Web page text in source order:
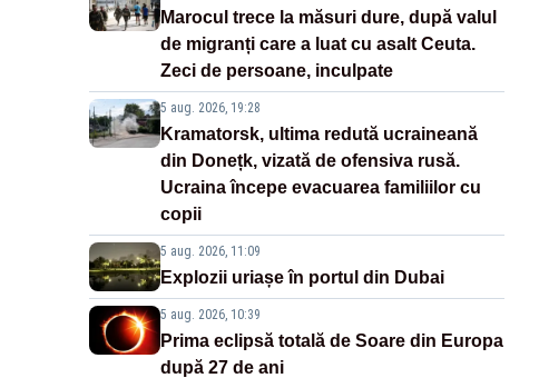
Marocul trece la măsuri dure, după valul
de migranți care a luat cu asalt Ceuta.
Zeci de persoane, inculpate
5 aug. 2026, 19:28
Kramatorsk, ultima redută ucraineană
din Donețk, vizată de ofensiva rusă.
Ucraina începe evacuarea familiilor cu
copii
5 aug. 2026, 11:09
Explozii uriașe în portul din Dubai
5 aug. 2026, 10:39
Prima eclipsă totală de Soare din Europa
după 27 de ani